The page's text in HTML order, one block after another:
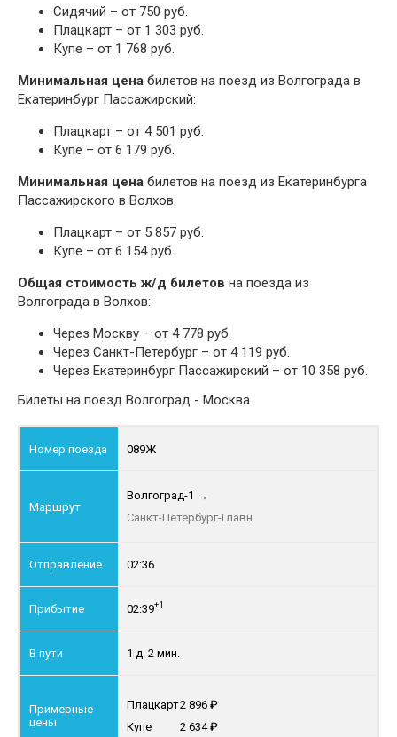
Сидячий – от 750 руб.
Плацкарт – от 1 303 руб.
Купе – от 1 768 руб.
Минимальная цена билетов на поезд из Волгограда в
Екатеринбург Пассажирский:
Плацкарт – от 4 501 руб.
Купе – от 6 179 руб.
Минимальная цена билетов на поезд из Екатеринбурга
Пассажирского в Волхов:
Плацкарт – от 5 857 руб.
Купе – от 6 154 руб.
Общая стоимость ж/д билетов на поезда из
Волгограда в Волхов:
Через Москву – от 4 778 руб.
Через Санкт-Петербург – от 4 119 руб.
Через Екатеринбург Пассажирский – от 10 358 руб.
Билеты на поезд Волгоград - Москва
089Ж
Волгоград-1 →
Санкт-Петербург-Главн.
02:36
02:39+1
1 д. 2 мин.
Плацкарт2 896
Купе
2 634